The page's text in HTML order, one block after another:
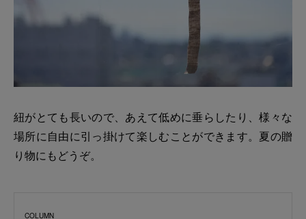
紐がとても長いので、あえて低めに垂らしたり、様々な
場所に自由に引っ掛けて楽しむことができます。夏の贈
り物にもどうぞ。